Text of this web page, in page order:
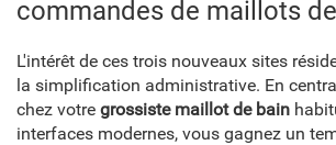
commandes de maillots
L'intérêt de ces trois nouveaux sites
la simplification administrative. En
chez votre grossiste maillot de bain
interfaces modernes, vous gagnez un